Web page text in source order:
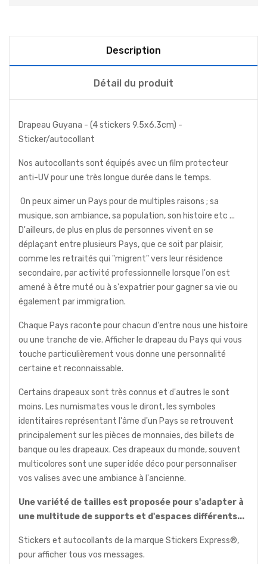
Description
Détail du produit
Drapeau Guyana - (4 stickers 9.5x6.3cm) -
Sticker/autocollant
Nos autocollants sont équipés avec un film protecteur
anti-UV pour une très longue durée dans le temps.
On peux aimer un Pays pour de multiples raisons ; sa
musique, son ambiance, sa population, son histoire etc ...
D'ailleurs, de plus en plus de personnes vivent en se
déplaçant entre plusieurs Pays, que ce soit par plaisir,
comme les retraités qui "migrent" vers leur résidence
secondaire, par activité professionnelle lorsque l'on est
amené à être muté ou à s'expatrier pour gagner sa vie ou
également par immigration.
Chaque Pays raconte pour chacun d'entre nous une histoire
ou une tranche de vie. Afficher le drapeau du Pays qui vous
touche particulièrement vous donne une personnalité
certaine et reconnaissable.
Certains drapeaux sont très connus et d'autres le sont
moins. Les numismates vous le diront, les symboles
identitaires représentant l'âme d'un Pays se retrouvent
principalement sur les pièces de monnaies, des billets de
banque ou les drapeaux. Ces drapeaux du monde, souvent
multicolores sont une super idée déco pour personnaliser
vos valises avec une ambiance à l'ancienne.
Une variété de tailles est proposée pour s'adapter à
une multitude de supports et d'espaces différents...
Stickers et autocollants de la marque Stickers Express®,
pour afficher tous vos messages.